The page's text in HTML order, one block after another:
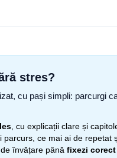
stres?
cu pași simpli: parcurgi
, cu explicații clare și
ce mai ai de repetat
învățare până fixezi